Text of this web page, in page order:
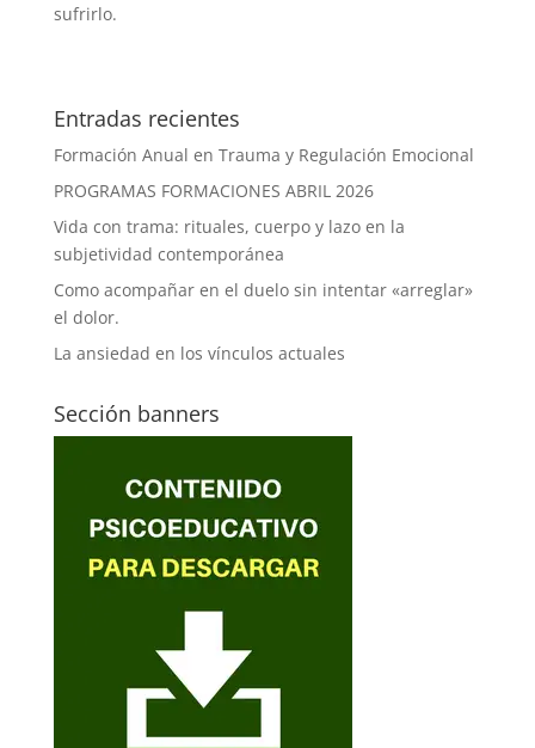
sufrirlo.
Entradas recientes
Formación Anual en Trauma y Regulación Emocional
PROGRAMAS FORMACIONES ABRIL 2026
Vida con trama: rituales, cuerpo y lazo en la
subjetividad contemporánea
Como acompañar en el duelo sin intentar «arreglar»
el dolor.
La ansiedad en los vínculos actuales
Sección banners